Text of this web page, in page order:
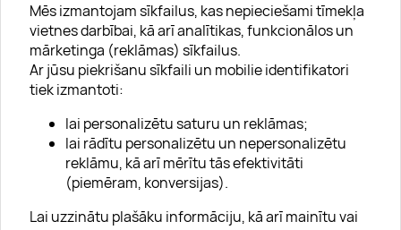
Mēs izmantojam sīkfailus, kas nepieciešami tīmekļa
vietnes darbībai, kā arī analītikas, funkcionālos un
mārketinga (reklāmas) sīkfailus.
Ar jūsu piekrišanu sīkfaili un mobilie identifikatori
tiek izmantoti:
lai personalizētu saturu un reklāmas;
lai rādītu personalizētu un nepersonalizētu
reklāmu, kā arī mērītu tās efektivitāti
(piemēram, konversijas).
Lai uzzinātu plašāku informāciju, kā arī mainītu vai
Par "Lieliska dāvana"
Uzņēmumiem